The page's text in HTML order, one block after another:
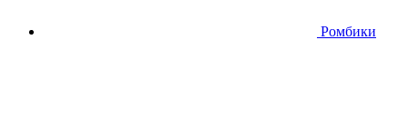
Ромбики